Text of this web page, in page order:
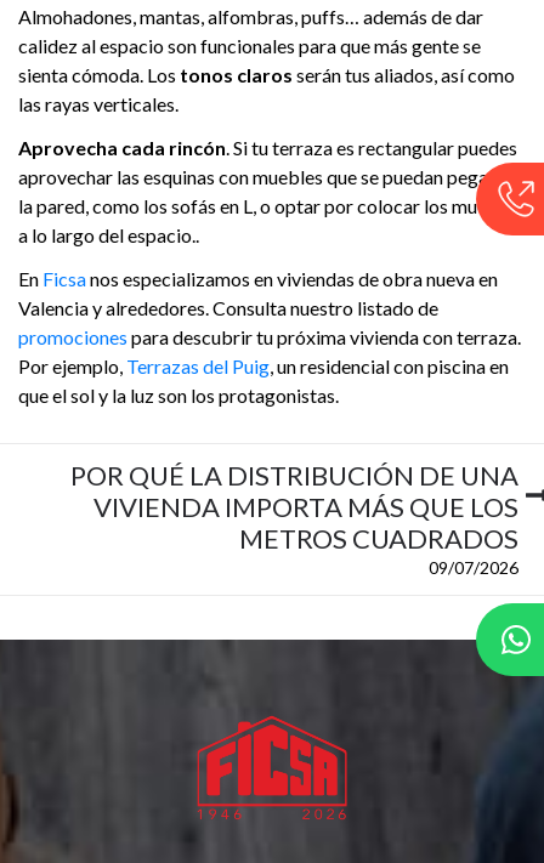
Almohadones, mantas, alfombras, puffs… además de dar
calidez al espacio son funcionales para que más gente se
sienta cómoda. Los tonos claros serán tus aliados, así como
las rayas verticales.
Aprovecha cada rincón. Si tu terraza es rectangular puedes
aprovechar las esquinas con muebles que se puedan pegar a
la pared, como los sofás en L, o optar por colocar los muebles
a lo largo del espacio..
En Ficsanos especializamos en viviendas de obra nueva en
Valencia y alrededores. Consulta nuestro listado de
promociones para descubrir tu próxima vivienda con terraza.
Por ejemplo, Terrazas del Puig, un residencial con piscina en
que el sol y la luz son los protagonistas.
POR QUÉ LA DISTRIBUCIÓN DE UNA
VIVIENDA IMPORTA MÁS QUE LOS
METROS CUADRADOS
09/07/2026